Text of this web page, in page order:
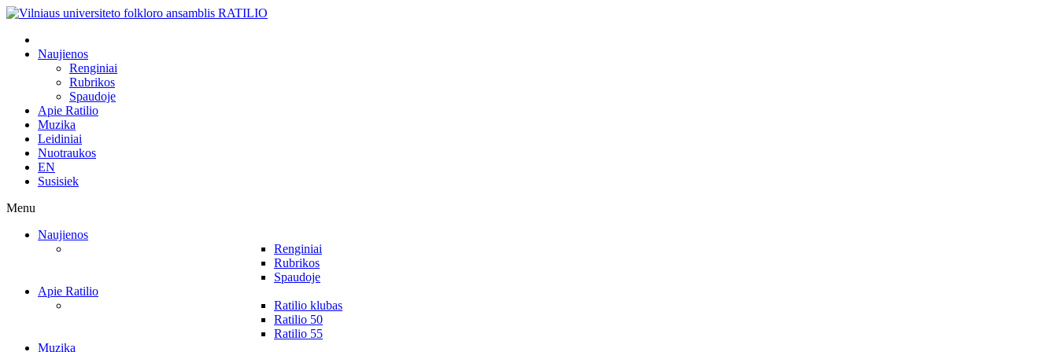
Naujienos
Renginiai
Rubrikos
Spaudoje
Apie Ratilio
Muzika
Leidiniai
Nuotraukos
EN
Susisiek
Menu
Naujienos
Renginiai
Rubrikos
Spaudoje
Apie Ratilio
Ratilio klubas
Ratilio 50
Ratilio 55
Muzika